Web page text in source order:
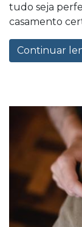
tudo seja
casamento
Continuar